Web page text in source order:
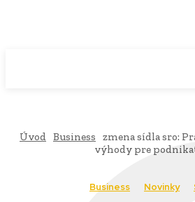
Úvod Business
zmena sídla sro:
výhody pre
Business Novinky